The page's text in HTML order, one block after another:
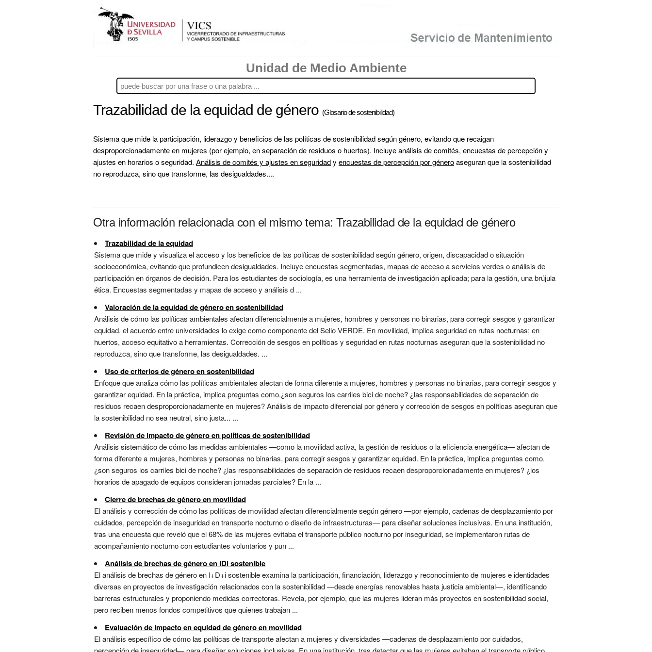
Unidad de Medio Ambiente
Trazabilidad de la equidad de género (Glosario de sostenibilidad)
Sistema que mide la participación, liderazgo y beneficios de las políticas de sostenibilidad según género, evitando que recaigan
desproporcionadamente en mujeres (por ejemplo, en separación de residuos o huertos). Incluye análisis de comités, encuestas de percepción y
ajustes en horarios o seguridad. Análisis de comités y ajustes en seguridad y encuestas de percepción por género aseguran que la sostenibilidad
no reproduzca, sino que transforme, las desigualdades....
Otra información relacionada con el mismo tema: Trazabilidad de la equidad de género
Trazabilidad de la equidad
Sistema que mide y visualiza el acceso y los beneficios de las políticas de sostenibilidad según género, origen, discapacidad o situación
socioeconómica, evitando que profundicen desigualdades. Incluye encuestas segmentadas, mapas de acceso a servicios verdes o análisis de
participación en órganos de decisión. Para los estudiantes de sociología, es una herramienta de investigación aplicada; para la gestión, una brújula
ética. Encuestas segmentadas y mapas de acceso y análisis d ...
Valoración de la equidad de género en sostenibilidad
Análisis de cómo las políticas ambientales afectan diferencialmente a mujeres, hombres y personas no binarias, para corregir sesgos y garantizar
equidad. el acuerdo entre universidades lo exige como componente del Sello VERDE. En movilidad, implica seguridad en rutas nocturnas; en
huertos, acceso equitativo a herramientas. Corrección de sesgos en políticas y seguridad en rutas nocturnas aseguran que la sostenibilidad no
reproduzca, sino que transforme, las desigualdades. ...
Uso de criterios de género en sostenibilidad
Enfoque que analiza cómo las políticas ambientales afectan de forma diferente a mujeres, hombres y personas no binarias, para corregir sesgos y
garantizar equidad. En la práctica, implica preguntas como.¿son seguros los carriles bici de noche? ¿las responsabilidades de separación de
residuos recaen desproporcionadamente en mujeres? Análisis de impacto diferencial por género y corrección de sesgos en políticas aseguran que
la sostenibilidad no sea neutral, sino justa... ...
Revisión de impacto de género en políticas de sostenibilidad
Análisis sistemático de cómo las medidas ambientales —como la movilidad activa, la gestión de residuos o la eficiencia energética— afectan de
forma diferente a mujeres, hombres y personas no binarias, para corregir sesgos y garantizar equidad. En la práctica, implica preguntas como.
¿son seguros los carriles bici de noche? ¿las responsabilidades de separación de residuos recaen desproporcionadamente en mujeres? ¿los
horarios de apagado de equipos consideran jornadas parciales? En la ...
Cierre de brechas de género en movilidad
El análisis y corrección de cómo las políticas de movilidad afectan diferencialmente según género —por ejemplo, cadenas de desplazamiento por
cuidados, percepción de inseguridad en transporte nocturno o diseño de infraestructuras— para diseñar soluciones inclusivas. En una institución,
tras una encuesta que reveló que el 68% de las mujeres evitaba el transporte público nocturno por inseguridad, se implementaron rutas de
acompañamiento nocturno con estudiantes voluntarios y pun ...
Análisis de brechas de género en IDi sostenible
El análisis de brechas de género en I+D+i sostenible examina la participación, financiación, liderazgo y reconocimiento de mujeres e identidades
diversas en proyectos de investigación relacionados con la sostenibilidad —desde energías renovables hasta justicia ambiental—, identificando
barreras estructurales y proponiendo medidas correctoras. Revela, por ejemplo, que las mujeres lideran más proyectos en sostenibilidad social,
pero reciben menos fondos competitivos que quienes trabajan ...
Evaluación de impacto en equidad de género en movilidad
El análisis específico de cómo las políticas de transporte afectan a mujeres y diversidades —cadenas de desplazamiento por cuidados,